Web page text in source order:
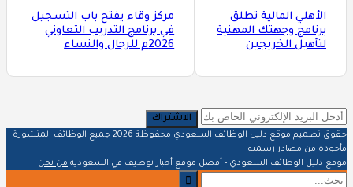
الأهلي المالية تطلق
برنامج وجهتك المهنية
لتأهيل الخريجين
مركز وقاء يفتح باب التسجيل
في برنامج التدريب التعاوني
2026م للرجال والنساء
الاشتراك
حقوق تصميم موقع دليل الوظائف السعودي محفوظة 2026 جميع الوظائف المنشورة
مأخوذة من مصادر رسمية
موقع دليل الوظائف السعودي - أفضل موقع أخبار توظيف في السعودية من نحن